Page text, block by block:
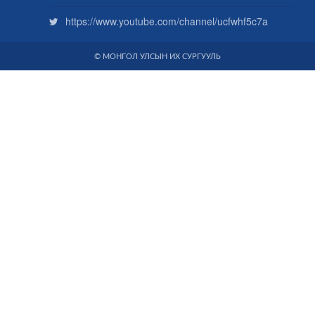
https://www.youtube.com/channel/ucfwhf5c7a
© МОНГОЛ УЛСЫН ИХ СУРГУУЛЬ